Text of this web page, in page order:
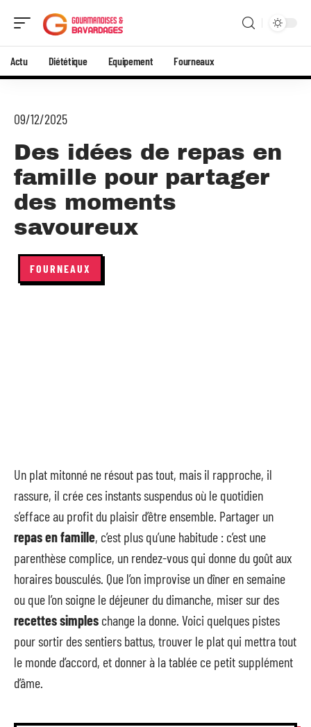
Actu Diététique Equipement Fourneaux
09/12/2025
Des idées de repas en
famille pour partager
des moments
savoureux
FOURNEAUX
Un plat mitonné ne résout pas tout, mais il rapproche, il
rassure, il crée ces instants suspendus où le quotidien
s’efface au profit du plaisir d’être ensemble. Partager un
repas en famille, c’est plus qu’une habitude : c’est une
parenthèse complice, un rendez-vous qui donne du goût aux
horaires bousculés. Que l’on improvise un dîner en semaine
ou que l’on soigne le déjeuner du dimanche, miser sur des
recettes simples change la donne. Voici quelques pistes
pour sortir des sentiers battus, trouver le plat qui mettra tout
le monde d’accord, et donner à la tablée ce petit supplément
d’âme.